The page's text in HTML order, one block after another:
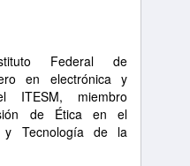
Federal de
en electrónica y
ITESM, miembro
de Ética en el
y Tecnología de la